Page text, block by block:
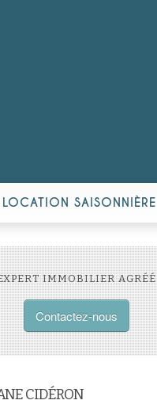
LOCATION SAISONNIÈRE
IMMOBILIER AGRÉÉ
Contactez-nous
CIDÉRON